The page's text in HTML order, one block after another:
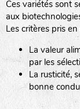
Ces variétés sont
aux
Les critères pris
La valeur
par les
La rusticité,
bonne
JARDIN
LA BOITE A
Légumes
Plantes